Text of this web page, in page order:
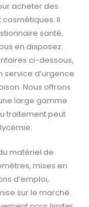
acheter des
Il
santé,
en disposez.
ci-dessous,
service d’urgence
Nous offrons
large gamme
traitement peut
matériel de
mises en
d’emploi,
sur le marché.